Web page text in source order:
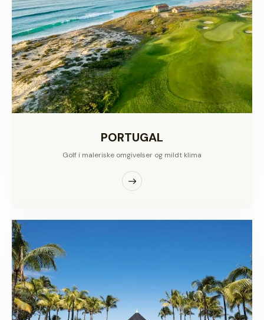
PORTUGAL
Golf i maleriske omgivelser og mildt klima